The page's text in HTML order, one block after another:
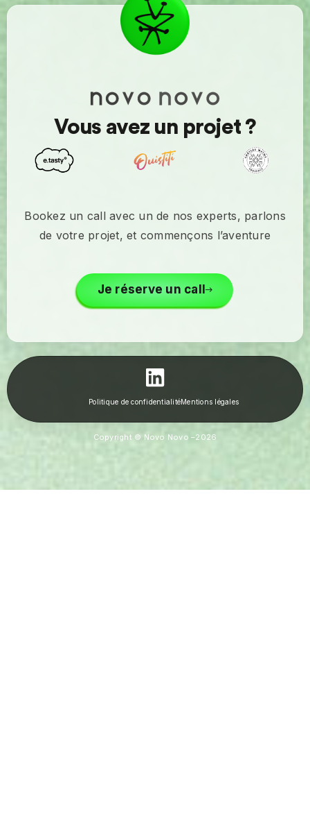
Vous avez un projet ?
Bookez un call avec un de nos experts, parlons
de votre projet, et commençons l’aventure
Je réserve un call
Politique de confidentialitéMentions légales
Copyright © Novo Novo –2026